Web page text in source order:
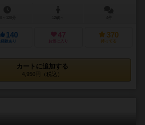
140
経験あり
47
お気に入り
370
持ってる
カートに追加する
4,950円（税込）